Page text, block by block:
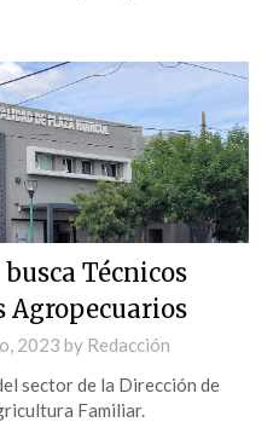
Técnicos
2023 by Redacción
sector de la Dirección de
Familiar.